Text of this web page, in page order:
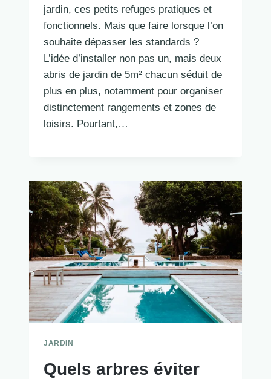
jardin, ces petits refuges pratiques et
fonctionnels. Mais que faire lorsque l’on
souhaite dépasser les standards ?
L’idée d’installer non pas un, mais deux
abris de jardin de 5m² chacun séduit de
plus en plus, notamment pour organiser
distinctement rangements et zones de
loisirs. Pourtant,…
JARDIN
Quels arbres éviter